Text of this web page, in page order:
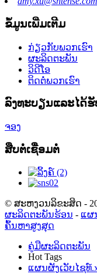
ຂໍ້ມູນເພີ່ມເຕີມ
ກ່ຽວກັບພວກເຮົາ
ຜະລິດຕະພັນ
ວິດີໂອ
ຕິດຕໍ່ພວກເຮົາ
ລົງ​ທະ​ບຽນ​ແລະ​ໄດ້​
ຈອງ
ສືບຕໍ່ເຊື່ອມຕໍ່
© ສະຫງວນລິຂະສິດ -
ຜະລິດຕະພັນຮ້ອນ - ແຜ
ຄົ້ນຫາສູງສຸດ
ຄູ່ມືຜະລິດຕະພັນ
Hot Tags
ແຜນຜັງເວັບໄຊທ໌